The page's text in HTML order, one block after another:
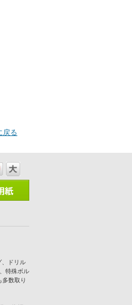
戻る
、ドリル
特殊ボル
数取り